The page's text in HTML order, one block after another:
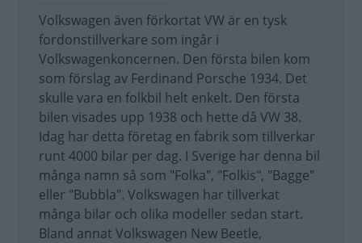
Volkswagen även förkortat VW är en tysk
fordonstillverkare som ingår i
Volkswagenkoncernen. Den första bilen kom
som förslag av Ferdinand Porsche 1934. Det
skulle vara en folkbil helt enkelt. Den första
bilen visades upp 1938 och hette då VW 38.
Idag har detta företag en fabrik som tillverkar
runt 4000 bilar per dag. I Sverige har denna bil
många namn så som "Folka", "Folkis", "Bagge"
eller "Bubbla". Volkswagen har tillverkat
många bilar och olika modeller sedan start.
Bland annat Volkswagen New Beetle,